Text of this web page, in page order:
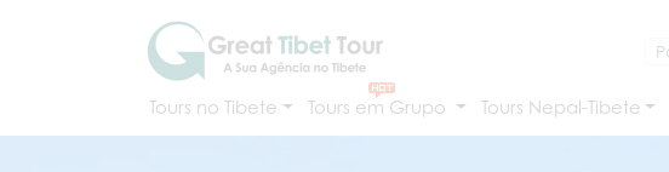
Tours no Tibete Tours em Grupo Tours Nepal-Tibete